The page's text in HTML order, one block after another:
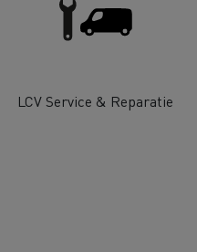
LCV Service & Reparatie